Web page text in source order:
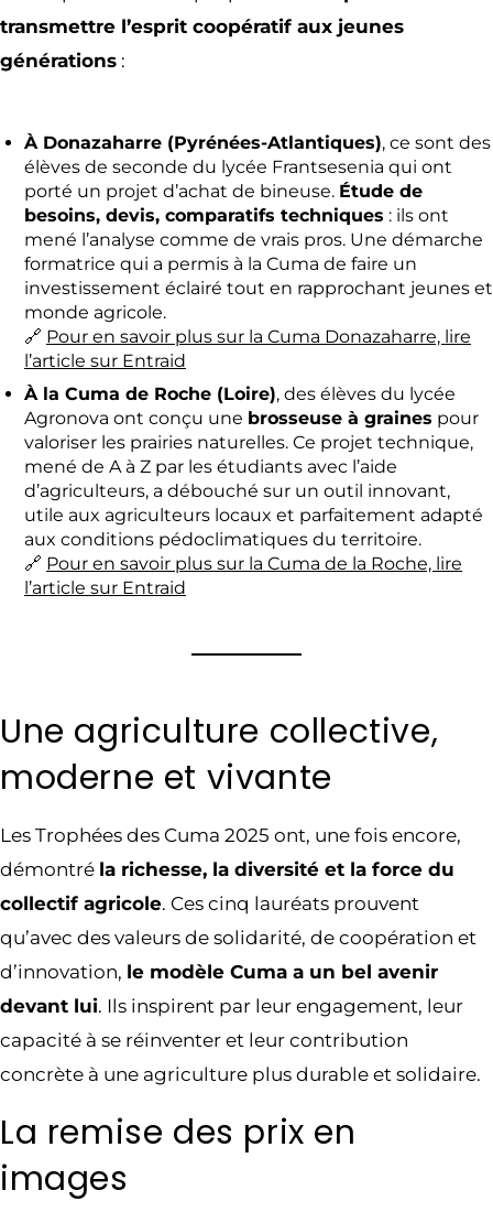
transmettre l’esprit coopératif aux jeunes
générations :
À Donazaharre (Pyrénées-Atlantiques), ce sont des
élèves de seconde du lycée Frantsesenia qui ont
porté un projet d’achat de bineuse. Étude de
besoins, devis, comparatifs techniques : ils ont
mené l’analyse comme de vrais pros. Une démarche
formatrice qui a permis à la Cuma de faire un
investissement éclairé tout en rapprochant jeunes et
monde agricole.
🔗 Pour en savoir plus sur la Cuma Donazaharre, lire
l’article sur Entraid
À la Cuma de Roche (Loire), des élèves du lycée
Agronova ont conçu une brosseuse à graines pour
valoriser les prairies naturelles. Ce projet technique,
mené de A à Z par les étudiants avec l’aide
d’agriculteurs, a débouché sur un outil innovant,
utile aux agriculteurs locaux et parfaitement adapté
aux conditions pédoclimatiques du territoire.
🔗 Pour en savoir plus sur la Cuma de la Roche, lire
l’article sur Entraid
Une agriculture collective,
moderne et vivante
Les Trophées des Cuma 2025 ont, une fois encore,
démontré la richesse, la diversité et la force du
collectif agricole. Ces cinq lauréats prouvent
qu’avec des valeurs de solidarité, de coopération et
d’innovation, le modèle Cuma a un bel avenir
devant lui. Ils inspirent par leur engagement, leur
capacité à se réinventer et leur contribution
concrète à une agriculture plus durable et solidaire.
La remise des prix en
images